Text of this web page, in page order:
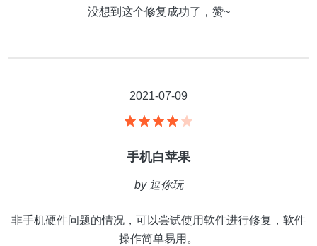
没想到这个修复成功了，赞~
2021-07-09
手机白苹果
by 逗你玩
非手机硬件问题的情况，可以尝试使用软件进行修复，软件
操作简单易用。